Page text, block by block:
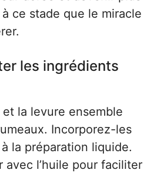
à ce stade que le miracle
les ingrédients
la levure ensemble
Incorporez-les
la préparation liquide.
avec l’huile pour faciliter